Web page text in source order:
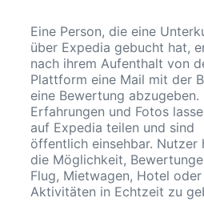
Eine Person, die eine
über Expedia gebucht hat,
nach ihrem Aufenthalt von
Plattform eine Mail mit der
eine Bewertung abzugeben.
Erfahrungen und Fotos
auf Expedia teilen und sind
öffentlich einsehbar. Nutzer
die Möglichkeit,
Flug, Mietwagen, Hotel oder
Aktivitäten in Echtzeit zu